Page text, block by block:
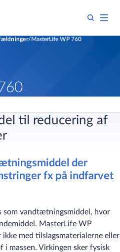
MasterLife WP 760
til reducering af
der
fx på indfarvet
som vandtætningsmiddel, hvor
MasterLife WP
med tilslagsmaterialerne eller
i massen. Virkingen sker fysisk